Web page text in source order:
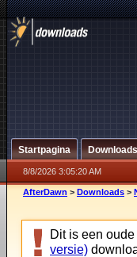
Startpagina Downloads
8/8/2026 3:05:20 AM
AfterDawn > Downloads >
Dit is een
versie)